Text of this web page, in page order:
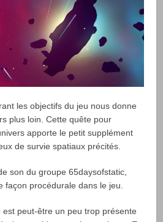
les objectifs du jeu nous donne
plus loin. Cette quête pour
apporte le petit supplément
de survie spatiaux précités.
son du groupe 65daysofstatic,
façon procédurale dans le jeu.
peut-être un peu trop présente